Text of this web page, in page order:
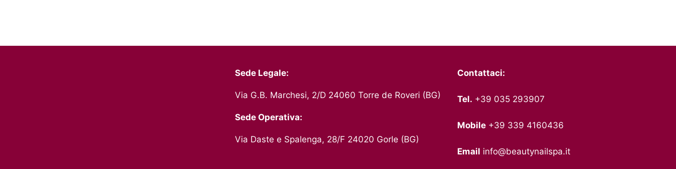
Sede Legale:
Via G.B. Marchesi, 2/D 24060 Torre de Roveri (BG)
Sede Operativa:
Via Daste e Spalenga, 28/F 24020 Gorle (BG)
Contattaci:
Tel. +39 035 293907
Mobile +39 339 4160436
Email info@beautynailspa.it